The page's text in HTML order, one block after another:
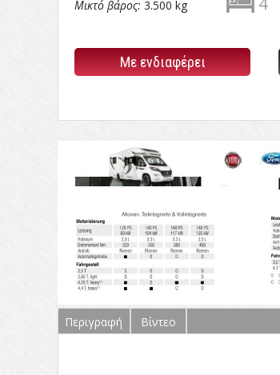
Μικτό βάρος: 3.500 kg
Με ενδιαφέρει
Περιγραφή
(ενεργή
καρτέλα)
Βίντεο